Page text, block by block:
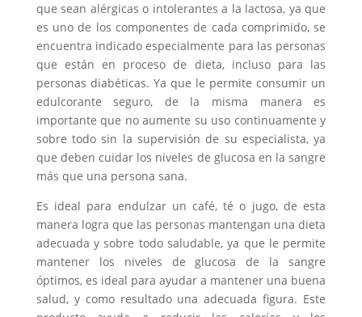
que sean alérgicas o intolerantes a la lactosa, ya que
es uno de los componentes de cada comprimido, se
encuentra indicado especialmente para las personas
que están en proceso de dieta, incluso para las
personas diabéticas. Ya que le permite consumir un
edulcorante seguro, de la misma manera es
importante que no aumente su uso continuamente y
sobre todo sin la supervisión de su especialista, ya
que deben cuidar los niveles de glucosa en la sangre
más que una persona sana.
Es ideal para endulzar un café, té o jugo, de esta
manera logra que las personas mantengan una dieta
adecuada y sobre todo saludable, ya que le permite
mantener los niveles de glucosa de la sangre
óptimos, es ideal para ayudar a mantener una buena
salud, y como resultado una adecuada figura. Este